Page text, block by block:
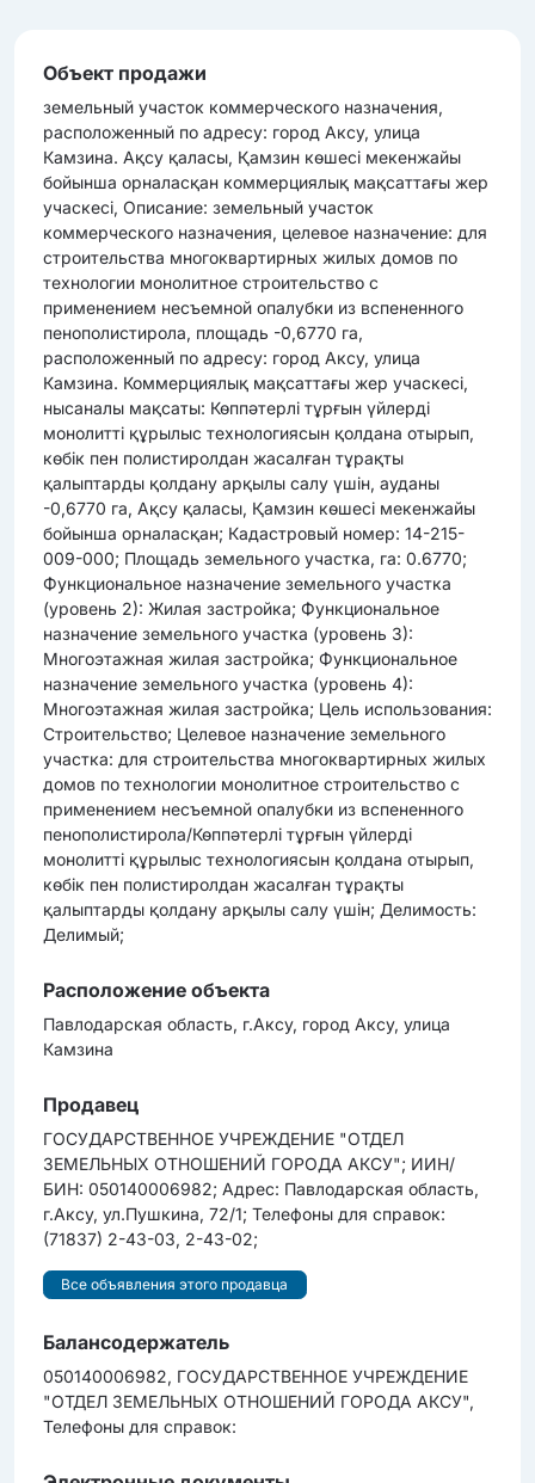
Объект продажи
земельный участок коммерческого назначения,
расположенный по адресу: город Аксу, улица
Камзина. Ақсу қаласы, Қамзин көшесі мекенжайы
бойынша орналасқан коммерциялық мақсаттағы жер
учаскесі, Описание: земельный участок
коммерческого назначения, целевое назначение: для
строительства многоквартирных жилых домов по
технологии монолитное строительство с
применением несъемной опалубки из вспененного
пенополистирола, площадь -0,6770 га,
расположенный по адресу: город Аксу, улица
Камзина. Коммерциялық мақсаттағы жер учаскесі,
нысаналы мақсаты: Көппәтерлі тұрғын үйлерді
монолитті құрылыс технологиясын қолдана отырып,
көбік пен полистиролдан жасалған тұрақты
қалыптарды қолдану арқылы салу үшін, ауданы
-0,6770 га, Ақсу қаласы, Қамзин көшесі мекенжайы
бойынша орналасқан; Кадастровый номер: 14-215-
009-000; Площадь земельного участка, га: 0.6770;
Функциональное назначение земельного участка
(уровень 2): Жилая застройка; Функциональное
назначение земельного участка (уровень 3):
Многоэтажная жилая застройка; Функциональное
назначение земельного участка (уровень 4):
Многоэтажная жилая застройка; Цель использования:
Строительство; Целевое назначение земельного
участка: для строительства многоквартирных жилых
домов по технологии монолитное строительство с
применением несъемной опалубки из вспененного
пенополистирола/Көппәтерлі тұрғын үйлерді
монолитті құрылыс технологиясын қолдана отырып,
көбік пен полистиролдан жасалған тұрақты
қалыптарды қолдану арқылы салу үшін; Делимость:
Делимый;
Расположение объекта
Павлодарская область, г.Аксу, город Аксу, улица
Камзина
Продавец
ГОСУДАРСТВЕННОЕ УЧРЕЖДЕНИЕ "ОТДЕЛ
ЗЕМЕЛЬНЫХ ОТНОШЕНИЙ ГОРОДА АКСУ"; ИИН/
БИН: 050140006982; Адрес: Павлодарская область,
г.Аксу, ул.Пушкина, 72/1; Телефоны для справок:
(71837) 2-43-03, 2-43-02;
Все объявления этого продавца
Балансодержатель
050140006982, ГОСУДАРСТВЕННОЕ УЧРЕЖДЕНИЕ
"ОТДЕЛ ЗЕМЕЛЬНЫХ ОТНОШЕНИЙ ГОРОДА АКСУ",
Телефоны для справок: